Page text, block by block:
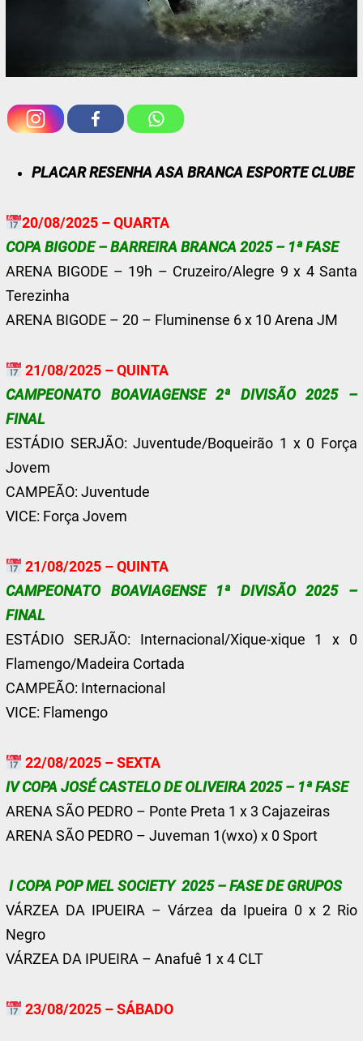
PLACAR RESENHA ASA BRANCA ESPORTE CLUBE
20/08/2025 – QUARTA
COPA BIGODE – BARREIRA BRANCA 2025 – 1ª FASE
ARENA BIGODE – 19h – Cruzeiro/Alegre 9 x 4 Santa
Terezinha
ARENA BIGODE – 20 – Fluminense 6 x 10 Arena JM
21/08/2025 – QUINTA
CAMPEONATO BOAVIAGENSE 2ª DIVISÃO 2025 –
FINAL
ESTÁDIO SERJÃO: Juventude/Boqueirão 1 x 0 Força
Jovem
CAMPEÃO: Juventude
VICE: Força Jovem
21/08/2025 – QUINTA
CAMPEONATO BOAVIAGENSE 1ª DIVISÃO 2025 –
FINAL
ESTÁDIO SERJÃO: Internacional/Xique-xique 1 x 0
Flamengo/Madeira Cortada
CAMPEÃO: Internacional
VICE: Flamengo
22/08/2025 – SEXTA
IV COPA JOSÉ CASTELO DE OLIVEIRA 2025 – 1ª FASE
ARENA SÃO PEDRO – Ponte Preta 1 x 3 Cajazeiras
ARENA SÃO PEDRO – Juveman 1(wxo) x 0 Sport
I COPA POP MEL SOCIETY 2025 – FASE DE GRUPOS
VÁRZEA DA IPUEIRA – Várzea da Ipueira 0 x 2 Rio
Negro
VÁRZEA DA IPUEIRA – Anafuê 1 x 4 CLT
23/08/2025 – SÁBADO